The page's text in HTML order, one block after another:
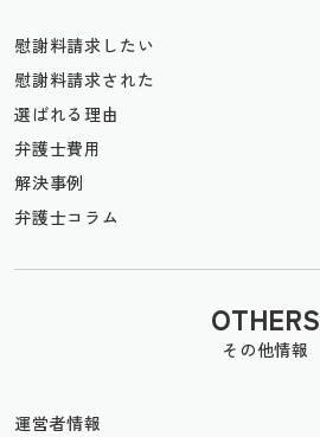
慰謝料請求したい
慰謝料請求された
選ばれる理由
弁護士費用
解決事例
弁護士コラム
OTHERS
その他情報
運営者情報